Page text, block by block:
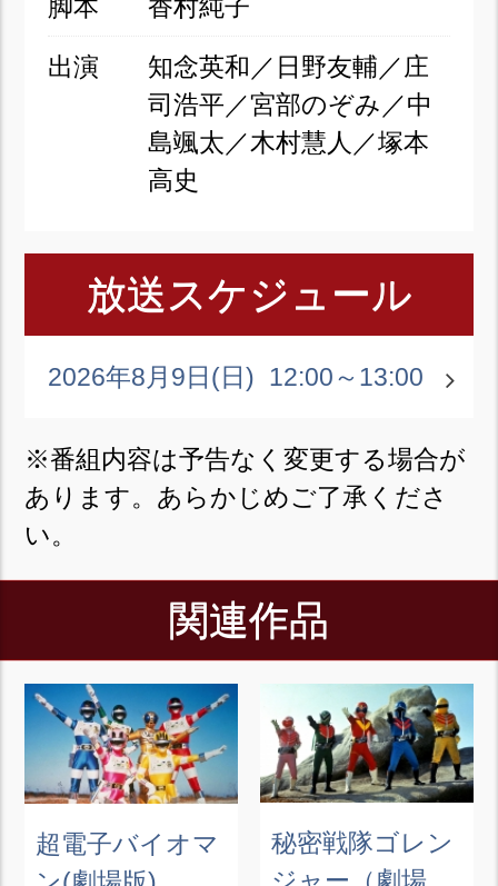
脚本 香村純子
出演
知念英和／日野友輔／庄
司浩平／宮部のぞみ／中
島颯太／木村慧人／塚本
高史
放送スケジュール
2026年8月9日(日) 12:00～13:00
※番組内容は予告なく変更する場合が
あります。あらかじめご了承くださ
い。
関連作品
超電子バイオマ
秘密戦隊ゴレン